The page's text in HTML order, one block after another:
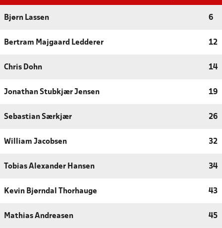
Bjørn Lassen 6
Bertram Majgaard Ledderer 12
Chris Dohn 14
Jonathan Stubkjær Jensen 19
Sebastian Særkjær 26
William Jacobsen 32
Tobias Alexander Hansen 34
Kevin Bjørndal Thorhauge 43
Mathias Andreasen 45